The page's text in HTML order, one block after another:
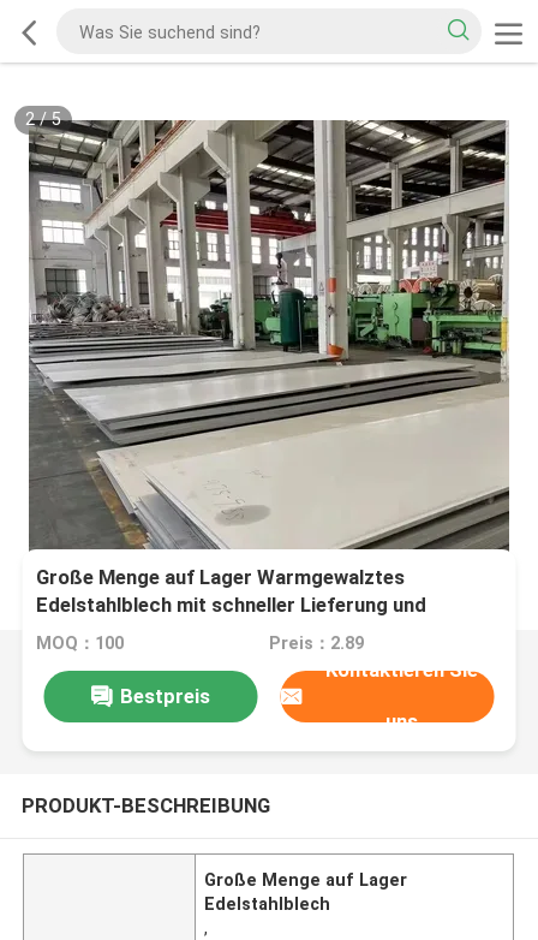
2/5
Große Menge auf Lager Warmgewalztes
Edelstahlblech mit schneller Lieferung und
polierter Oberfläche
MOQ：100 Preis：2.89
Bestpreis
Kontaktieren Sie
uns
PRODUKT-BESCHREIBUNG
Große Menge auf Lager
Edelstahlblech
,